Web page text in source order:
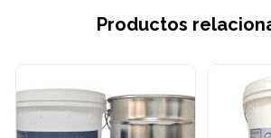
Productos